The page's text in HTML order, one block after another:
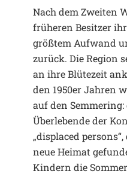
Nach dem Zweiten
früheren Besitzer
größtem Aufwand
zurück. Die Region
an ihre Blütezeit
den 1950er Jahren
auf den
Überlebende der
„displaced
neue Heimat
Kindern die